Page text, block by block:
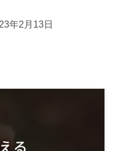
年2月13日